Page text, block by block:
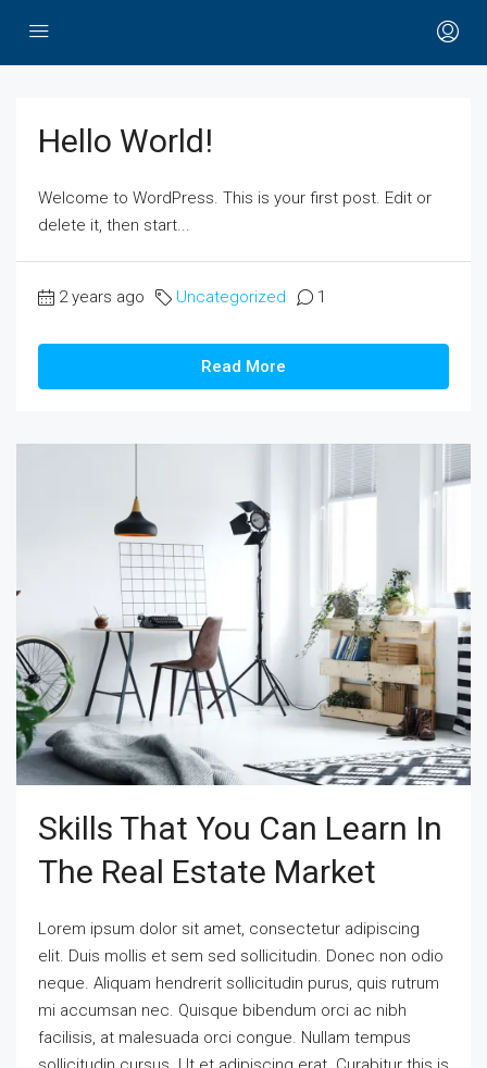
Hello World!
Welcome to WordPress. This is your first post. Edit or
delete it, then start...
2 years ago Uncategorized 1
Read More
Skills That You Can Learn In
The Real Estate Market
Lorem ipsum dolor sit amet, consectetur adipiscing
elit. Duis mollis et sem sed sollicitudin. Donec non odio
neque. Aliquam hendrerit sollicitudin purus, quis rutrum
mi accumsan nec. Quisque bibendum orci ac nibh
facilisis, at malesuada orci congue. Nullam tempus